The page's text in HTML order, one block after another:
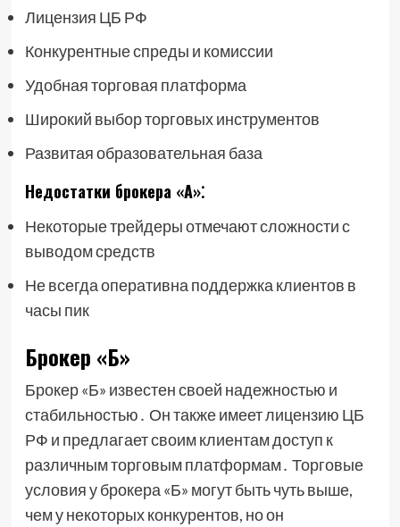
Лицензия ЦБ РФ
Конкурентные спреды и комиссии
Удобная торговая платформа
Широкий выбор торговых инструментов
Развитая образовательная база
Недостатки брокера «А»⁚
Некоторые трейдеры отмечают сложности с
выводом средств
Не всегда оперативна поддержка клиентов в
часы пик
Брокер «Б»
Брокер «Б» известен своей надежностью и
стабильностью․ Он также имеет лицензию ЦБ
РФ и предлагает своим клиентам доступ к
различным торговым платформам․ Торговые
условия у брокера «Б» могут быть чуть выше,
чем у некоторых конкурентов, но он